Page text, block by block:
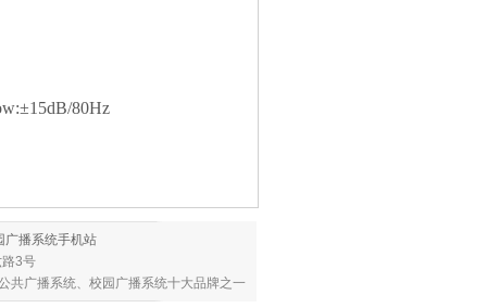
80Hz
广播系统手机站
3号
共广播系统、校园广播系统十大品牌之一